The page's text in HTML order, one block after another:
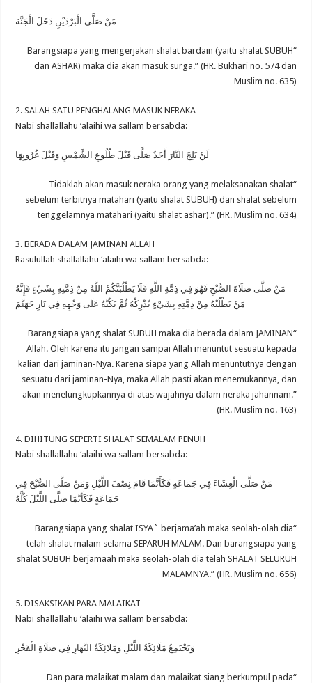
مَنْ صَلَّى الْبَرْدَيْنِ دَخَلَ الْجَنَّة
“Barangsiapa yang mengerjakan shalat bardain (yaitu shalat SUBUH
dan ASHAR) maka dia akan masuk surga.” (HR. Bukhari no. 574 dan
Muslim no. 635)
2. SALAH SATU PENGHALANG MASUK NERAKA
Nabi shallallahu ‘alaihi wa sallam bersabda:
لَنْ يَلِجَ النَّارَ أَحَدٌ صَلَّى قَبْلَ طُلُوعِ الشَّمْسِ وَقَبْلَ غُرُوبِهَا
“Tidaklah akan masuk neraka orang yang melaksanakan shalat
sebelum terbitnya matahari (yaitu shalat SUBUH) dan shalat sebelum
tenggelamnya matahari (yaitu shalat ashar).” (HR. Muslim no. 634)
3. BERADA DALAM JAMINAN ALLAH
Rasulullah shallallahu ‘alaihi wa sallam bersabda:
مَنْ صَلَّى صَلَاةَ الصُّبْحِ فَهُوَ فِي ذِمَّةِ اللَّهِ فَلَا يَطْلُبَنَّكُمْ اللَّهُ مِنْ ذِمَّتِهِ بِشَيْءٍ فَإِنَّهُ
مَنْ يَطْلُبْهُ مِنْ ذِمَّتِهِ بِشَيْءٍ يُدْرِكْهُ ثُمَّ يَكُبَّهُ عَلَى وَجْهِهِ فِي نَارِ جَهَنَّمَ
“Barangsiapa yang shalat SUBUH maka dia berada dalam JAMINAN
Allah. Oleh karena itu jangan sampai Allah menuntut sesuatu kepada
kalian dari jaminan-Nya. Karena siapa yang Allah menuntutnya dengan
sesuatu dari jaminan-Nya, maka Allah pasti akan menemukannya, dan
akan menelungkupkannya di atas wajahnya dalam neraka jahannam.”
(HR. Muslim no. 163)
4. DIHITUNG SEPERTI SHALAT SEMALAM PENUH
Nabi shallallahu ‘alaihi wa sallam bersabda:
مَنْ صَلَّى الْعِشَاءَ فِي جَمَاعَةٍ فَكَأَنَّمَا قَامَ نِصْفَ اللَّيْلِ وَمَنْ صَلَّى الصُّبْحَ فِي
جَمَاعَةٍ فَكَأَنَّمَا صَلَّى اللَّيْلَ كُلَّهُ
“Barangsiapa yang shalat ISYA` berjama’ah maka seolah-olah dia
telah shalat malam selama SEPARUH MALAM. Dan barangsiapa yang
shalat SUBUH berjamaah maka seolah-olah dia telah SHALAT SELURUH
MALAMNYA.” (HR. Muslim no. 656)
5. DISAKSIKAN PARA MALAIKAT
Nabi shallallahu ‘alaihi wa sallam bersabda:
وَتَجْتَمِعُ مَلَائِكَةُ اللَّيْلِ وَمَلَائِكَةُ النَّهَارِ فِي صَلَاةِ الْفَجْرِ
“Dan para malaikat malam dan malaikat siang berkumpul pada